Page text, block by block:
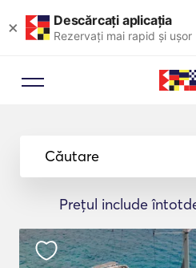
× Descărcați aplicația
Rezervați mai rapid și ușor
Căutare
Prețul include